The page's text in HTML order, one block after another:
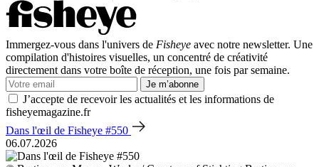
Immergez-vous dans l'univers de Fisheye avec notre newsletter. Une
compilation d'histoires visuelles, un concentré de créativité
directement dans votre boîte de réception, une fois par semaine.
Je m’abonne
J’accepte de recevoir les actualités et les informations de
fisheyemagazine.fr
Dans l'œil de Fisheye #550
06.07.2026